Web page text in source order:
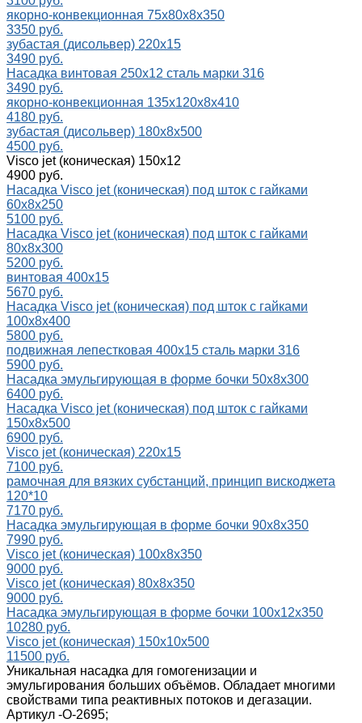
якорно-конвекционная 75x80x8x350
3350 руб.
зубастая (дисольвер) 220х15
3490 руб.
Насадка винтовая 250х12 сталь марки 316
3490 руб.
якорно-конвекционная 135x120x8x410
4180 руб.
зубастая (дисольвер) 180х8х500
4500 руб.
Visco jet (коническая) 150х12
4900 руб.
Насадка Visco jet (коническая) под шток с гайками
60x8x250
5100 руб.
Насадка Visco jet (коническая) под шток с гайками
80x8x300
5200 руб.
винтовая 400x15
5670 руб.
Насадка Visco jet (коническая) под шток с гайками
100x8x400
5800 руб.
подвижная лепестковая 400х15 сталь марки 316
5900 руб.
Насадка эмульгирующая в форме бочки 50x8x300
6400 руб.
Насадка Visco jet (коническая) под шток с гайками
150x8x500
6900 руб.
Visco jet (коническая) 220х15
7100 руб.
рамочная для вязких субстанций, принцип вискоджета
120*10
7170 руб.
Насадка эмульгирующая в форме бочки 90x8x350
7990 руб.
Visco jet (коническая) 100х8х350
9000 руб.
Visco jet (коническая) 80х8х350
9000 руб.
Насадка эмульгирующая в форме бочки 100x12x350
10280 руб.
Visco jet (коническая) 150х10х500
11500 руб.
Уникальная насадка для гомогенизации и
эмульгирования больших объёмов. Обладает многими
свойствами типа реактивных потоков и дегазации.
Артикул -О-2695;